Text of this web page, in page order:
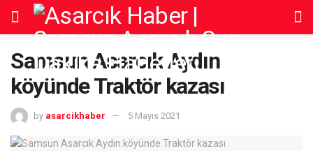
Samsun Asarcık Aydın
köyünde Traktör kazası
by asarcikhaber 5 Mayıs 2021